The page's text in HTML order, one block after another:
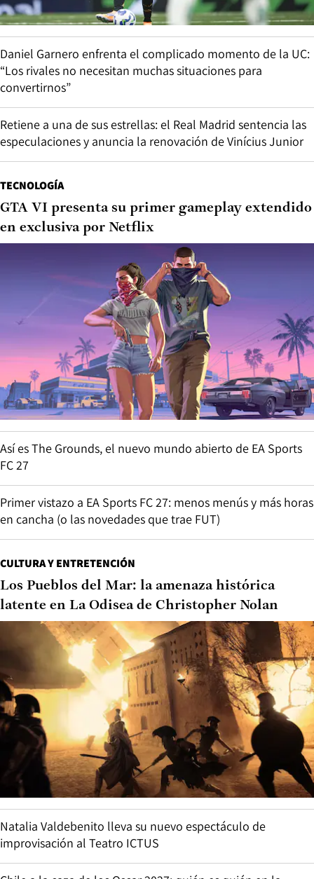
Daniel Garnero enfrenta el complicado momento de la UC:
“Los rivales no necesitan muchas situaciones para
convertirnos”
Retiene a una de sus estrellas: el Real Madrid sentencia las
especulaciones y anuncia la renovación de Vinícius Junior
TECNOLOGÍA
GTA VI presenta su primer gameplay extendido
en exclusiva por Netflix
Así es The Grounds, el nuevo mundo abierto de EA Sports
FC 27
Primer vistazo a EA Sports FC 27: menos menús y más horas
en cancha (o las novedades que trae FUT)
CULTURA Y ENTRETENCIÓN
Los Pueblos del Mar: la amenaza histórica
latente en La Odisea de Christopher Nolan
Natalia Valdebenito lleva su nuevo espectáculo de
improvisación al Teatro ICTUS